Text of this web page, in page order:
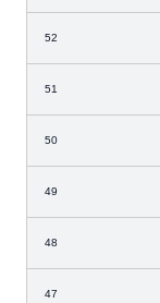
52
51
50
49
48
47